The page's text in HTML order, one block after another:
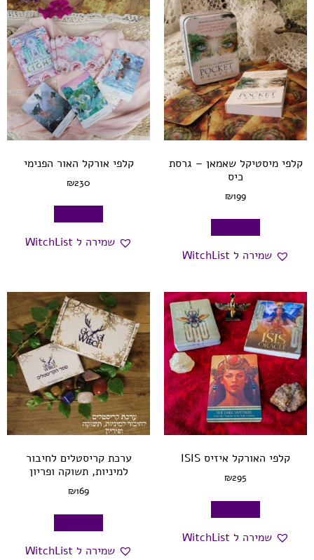
קלפי מיסטיקל שאמאן – גרסת
כיס
₪199
שמירה ל WitchList
קלפי אורקל האור הפנימי
₪230
שמירה ל WitchList
קלפי האורקל איזיס ISIS
₪295
שמירה ל WitchList
ערכת קריסטלים לחיבור
למיניות, תשוקה ופריון
₪169
שמירה ל WitchList